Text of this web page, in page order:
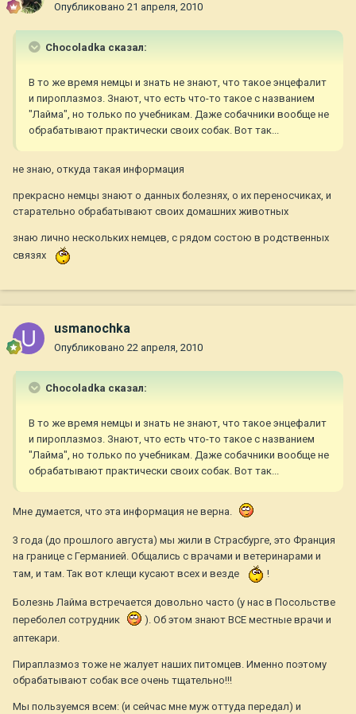
Опубликовано 21 апреля, 2010
Chocoladka сказал:
В то же время немцы и знать не знают, что такое энцефалит
и пироплазмоз. Знают, что есть что-то такое с названием
"Лайма", но только по учебникам. Даже собачники вообще не
обрабатывают практически своих собак. Вот так...
не знаю, откуда такая информация
прекрасно немцы знают о данных болезнях, о их переносчиках, и
старательно обрабатывают своих домашних животных
знаю лично нескольких немцев, с рядом состою в родственных
связях
usmanochka
Опубликовано 22 апреля, 2010
Chocoladka сказал:
В то же время немцы и знать не знают, что такое энцефалит
и пироплазмоз. Знают, что есть что-то такое с названием
"Лайма", но только по учебникам. Даже собачники вообще не
обрабатывают практически своих собак. Вот так...
Мне думается, что эта информация не верна.
3 года (до прошлого августа) мы жили в Страсбурге, это Франция
на границе с Германией. Общались с врачами и ветеринарами и
там, и там. Так вот клещи кусают всех и везде
!
Болезнь Лайма встречается довольно часто (у нас в Посольстве
переболел сотрудник
). Об этом знают ВСЕ местные врачи и
аптекари.
Пираплазмоз тоже не жалует наших питомцев. Именно поэтому
обрабатывают собак все очень тщательно!!!
Мы пользуемся всем: (и сейчас мне муж оттуда передал) и